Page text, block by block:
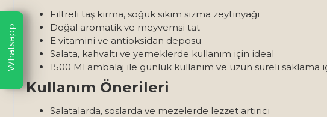
Filtreli taş kırma, soğuk sıkım sızma zeytinyağı
Doğal aromatik ve meyvemsi tat
E vitamini ve antioksidan deposu
Salata, kahvaltı ve yemeklerde kullanım için ideal
1500 Ml ambalaj ile günlük kullanım ve uzun süreli saklama
Kullanım Önerileri
Salatalarda, soslarda ve mezelerde lezzet artırıcı
Whatsapp